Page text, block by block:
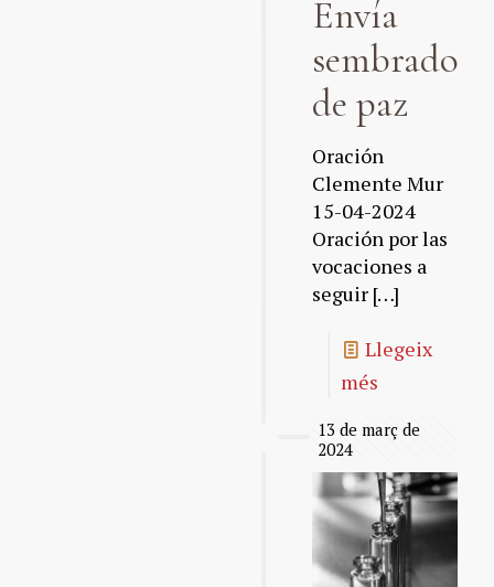
Envía
de paz
Oración
Clemente Mur
15-04-2024
Oración por las
vocaciones a
seguir […]
Llegeix
més
13 de març de
2024